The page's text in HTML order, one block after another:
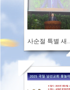
600